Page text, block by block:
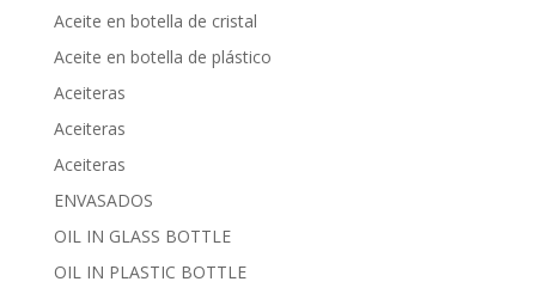
Aceite en botella de cristal
Aceite en botella de plástico
Aceiteras
Aceiteras
Aceiteras
ENVASADOS
OIL IN GLASS BOTTLE
OIL IN PLASTIC BOTTLE